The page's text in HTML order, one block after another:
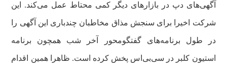
آگهی‌های دپ در بازارهای دیگر کمی محتاط عمل می‌کند. این
شرکت اخیرا برای سنجش مذاق مخاطبان چندباری این آگهی را
در طول برنامه‌های گفتگومحور آخر شب همچون برنامه
استیون کلبر در سی‌بی‌اس پخش کرده است. ظاهرا همین اقدام